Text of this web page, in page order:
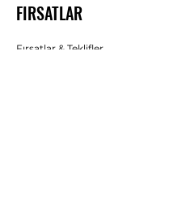
FIRSATLAR
Fırsatlar & Teklifler